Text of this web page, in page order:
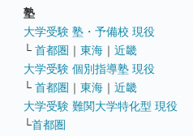
塾
大学受験 塾・予備校 現役
└ 首都圏 ｜ 東海 ｜ 近畿
大学受験 個別指導塾 現役
└ 首都圏 ｜ 東海 ｜ 近畿
大学受験 難関大学特化型 現役
└首都圏